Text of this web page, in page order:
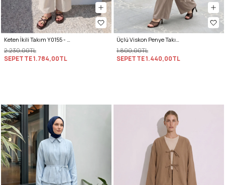
Keten İkili Takım Y0155 - EKRU
2.230,00TL
SEPETTE1.784,00TL
Üçlü Viskon Penye Takım 13205 - VİZON
1.800,00TL
SEPETTE1.440,00TL